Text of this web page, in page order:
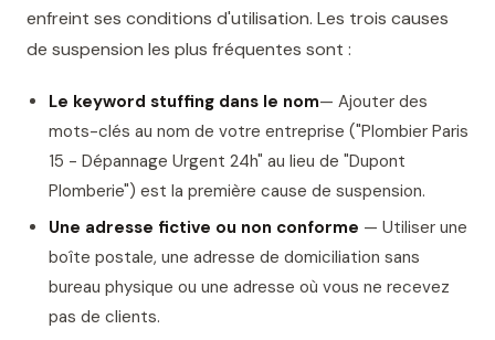
enfreint ses conditions d'utilisation. Les trois causes
de suspension les plus fréquentes sont :
Le keyword stuffing dans le nom— Ajouter des
mots-clés au nom de votre entreprise ("Plombier Paris
15 - Dépannage Urgent 24h" au lieu de "Dupont
Plomberie") est la première cause de suspension.
Une adresse fictive ou non conforme — Utiliser une
boîte postale, une adresse de domiciliation sans
bureau physique ou une adresse où vous ne recevez
pas de clients.